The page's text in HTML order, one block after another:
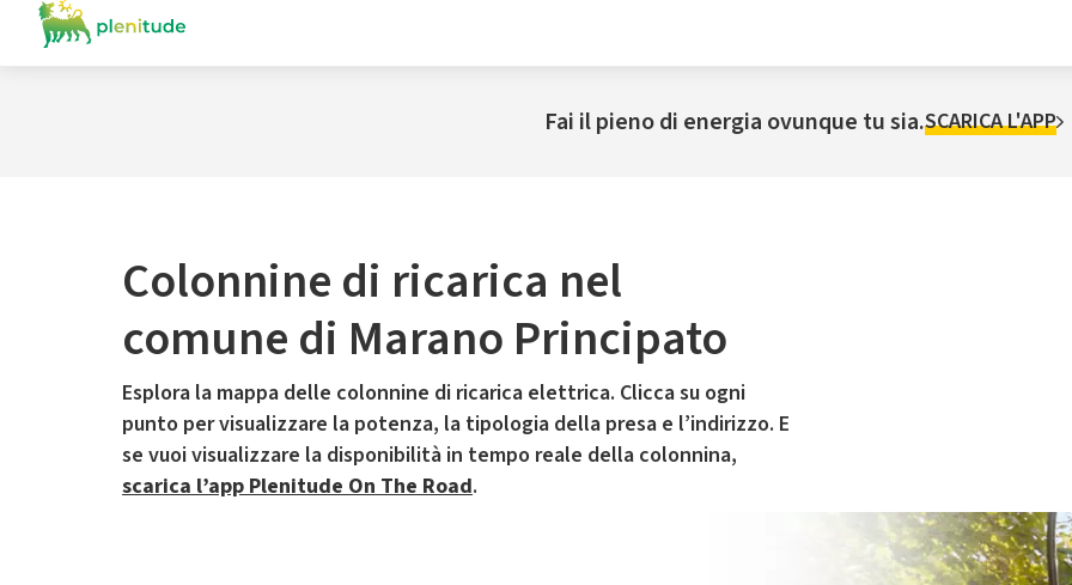
Fai il pieno di energia ovunque tu sia.SCARICA L'APP
Colonnine di ricarica nel
comune di Marano Principato
Esplora la mappa delle colonnine di ricarica elettrica. Clicca su ogni
punto per visualizzare la potenza, la tipologia della presa e l’indirizzo. E
se vuoi visualizzare la disponibilità in tempo reale della colonnina,
scarica l’app Plenitude On The Road.